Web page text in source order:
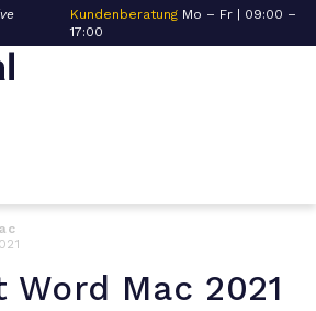
Kundenberatung Mo – Fr | 09:00 –
17:00
Mac 2021